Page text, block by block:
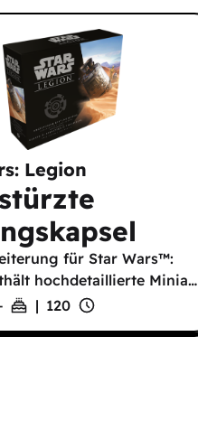
Legion
für Star Wars™:
hochdetaillierte Minia…
| 120